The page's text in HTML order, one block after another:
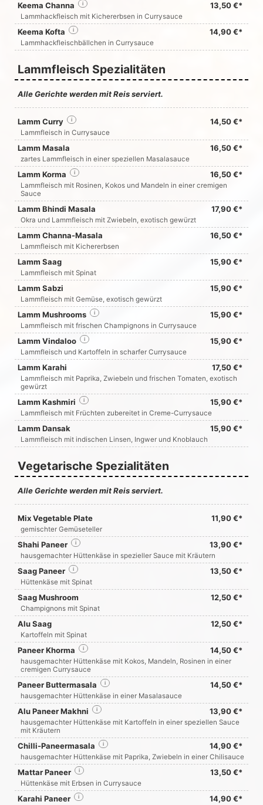
Keema Channa 13,50 €*
i
Lammhackfleisch mit Kichererbsen in Currysauce
Keema Kofta 14,90 €*
i
Lammhackfleischbällchen in Currysauce
Lammfleisch Spezialitäten
Alle Gerichte werden mit Reis serviert.
Lamm Curry 14,50 €*
i
Lammfleisch in Currysauce
Lamm Masala 16,50 €*
zartes Lammfleisch in einer speziellen Masalasauce
Lamm Korma 16,50 €*
i
Lammfleisch mit Rosinen, Kokos und Mandeln in einer cremigen
Sauce
Lamm Bhindi Masala 17,90 €*
Okra und Lammfleisch mit Zwiebeln, exotisch gewürzt
Lamm Channa-Masala 16,50 €*
Lammfleisch mit Kichererbsen
Lamm Saag 15,90 €*
Lammfleisch mit Spinat
Lamm Sabzi 15,90 €*
Lammfleisch mit Gemüse, exotisch gewürzt
Lamm Mushrooms 15,90 €*
i
Lammfleisch mit frischen Champignons in Currysauce
Lamm Vindaloo 15,90 €*
i
Lammfleisch und Kartoffeln in scharfer Currysauce
Lamm Karahi 17,50 €*
Lammfleisch mit Paprika, Zwiebeln und frischen Tomaten, exotisch
gewürzt
Lamm Kashmiri 15,90 €*
i
Lammfleisch mit Früchten zubereitet in Creme-Currysauce
Lamm Dansak 15,90 €*
Lammfleisch mit indischen Linsen, Ingwer und Knoblauch
Vegetarische Spezialitäten
Alle Gerichte werden mit Reis serviert.
Mix Vegetable Plate 11,90 €*
gemischter Gemüseteller
Shahi Paneer 13,90 €*
i
hausgemachter Hüttenkäse in spezieller Sauce mit Kräutern
Saag Paneer 13,50 €*
i
Hüttenkäse mit Spinat
Saag Mushroom 12,50 €*
Champignons mit Spinat
Alu Saag 12,50 €*
Kartoffeln mit Spinat
Paneer Khorma 14,50 €*
i
hausgemachter Hüttenkäse mit Kokos, Mandeln, Rosinen in einer
cremigen Currysauce
Paneer Buttermasala 14,50 €*
i
hausgemachter Hüttenkäse in einer Masalasauce
Alu Paneer Makhni 13,90 €*
i
hausgemachter Hüttenkäse mit Kartoffeln in einer speziellen Sauce
mit Kräutern
Chilli-Paneermasala 14,90 €*
i
hausgemachter Hüttenkäse mit Paprika, Zwiebeln in einer Chilisauce
Mattar Paneer 13,50 €*
i
Hüttenkäse mit Erbsen in Currysauce
Karahi Paneer 14,90 €*
i